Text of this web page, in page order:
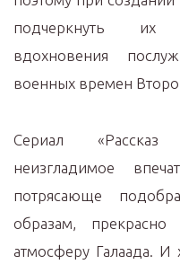
подчеркнуть их
вдохновения
военных времен
Сериал «Рассказ
неизгладимое
потрясающе
образам,
атмосферу Галаада.